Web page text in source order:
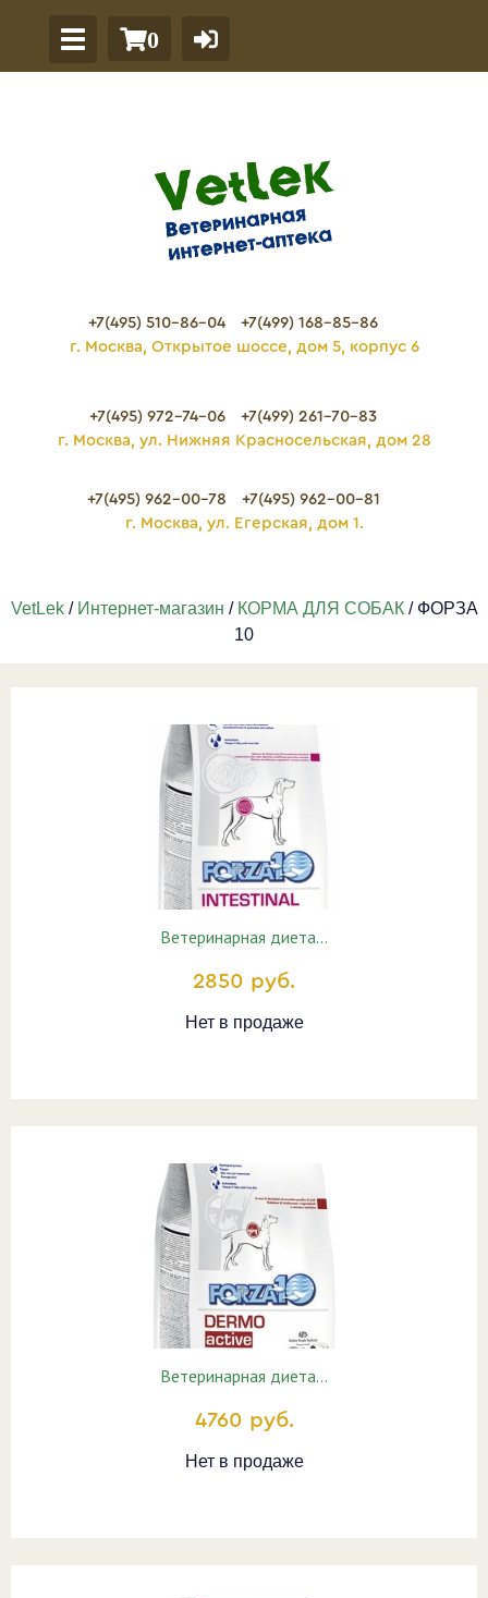
0
+7(495) 510-86-04
+7(499) 168-85-86
г. Москва, Открытое шоссе, дом 5, корпус 6
+7(495) 972-74-06
+7(499) 261-70-83
г. Москва, ул. Нижняя Красносельская, дом 28
+7(495) 962-00-78
+7(495) 962-00-81
г. Москва, ул. Егерская, дом 1.
VetLek/ Интернет-магазин / КОРМА ДЛЯ СОБАК/ ФОРЗА
10
Ветеринарная диета…
2850 руб.
Нет в продаже
Ветеринарная диета…
4760 руб.
Нет в продаже